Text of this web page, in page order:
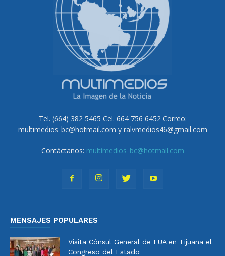
Tel. (664) 382 5465 Cel. 664 756 6452 Correo:
multimedios_bc@hotmail.com y ralvmedios46@gmail.com
Contáctanos: multimedios_bc@hotmail.com
MENSAJES POPULARES
Visita Cónsul General de EUA en Tijuana el
Congreso del Estado